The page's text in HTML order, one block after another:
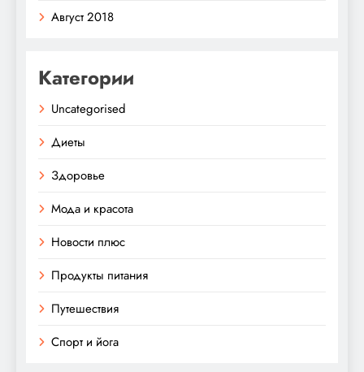
Август 2018
Категории
Uncategorised
Диеты
Здоровье
Мода и красота
Новости плюс
Продукты питания
Путешествия
Спорт и йога